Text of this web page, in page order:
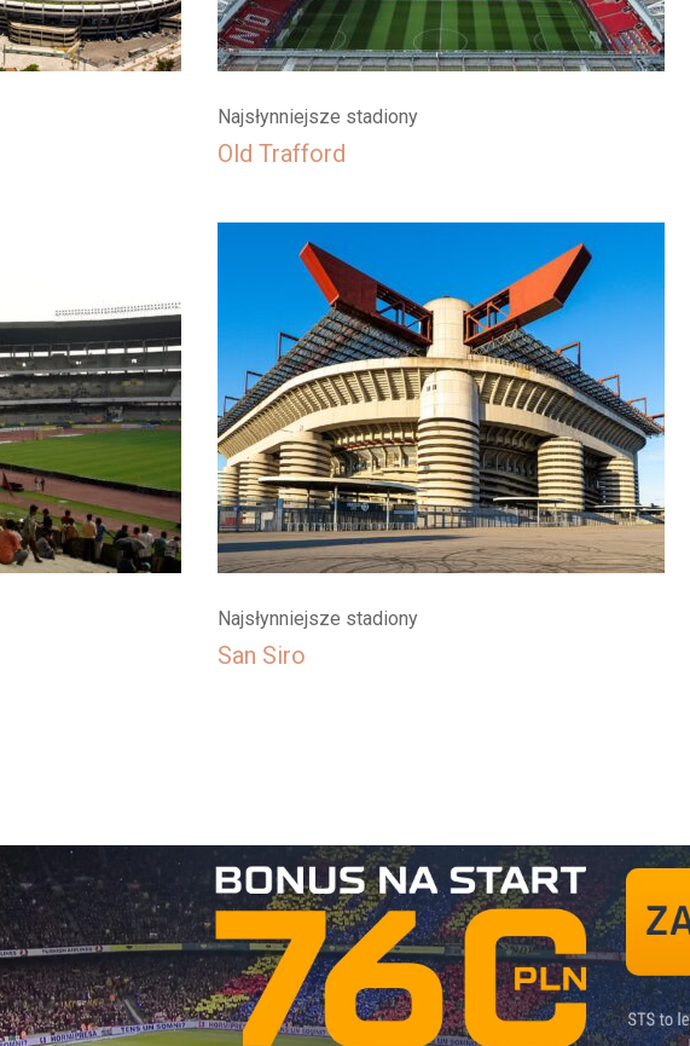
Najsłynniejsze stadiony
Old Trafford
Najsłynniejsze stadiony
San Siro